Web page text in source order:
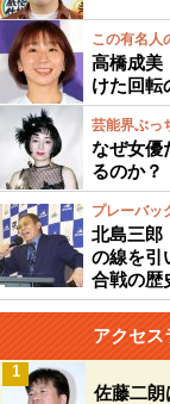
この有名人
高橋成美
けた回転
芸能界ぶっ
なぜ女優
るのか？
プレーバッ
北島三郎
の線を引
合戦の歴
アクセス
佐藤二朗
1